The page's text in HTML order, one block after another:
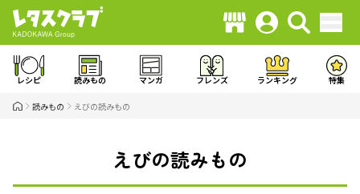
レシピ 読みもの マンガ フレンズ ランキング 特集
読みもの えびの読みもの
えびの読みもの